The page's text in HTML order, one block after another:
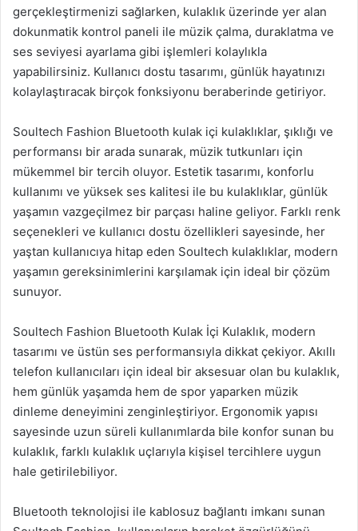
gerçekleştirmenizi sağlarken, kulaklık üzerinde yer alan
dokunmatik kontrol paneli ile müzik çalma, duraklatma ve
ses seviyesi ayarlama gibi işlemleri kolaylıkla
yapabilirsiniz. Kullanıcı dostu tasarımı, günlük hayatınızı
kolaylaştıracak birçok fonksiyonu beraberinde getiriyor.
Soultech Fashion Bluetooth kulak içi kulaklıklar, şıklığı ve
performansı bir arada sunarak, müzik tutkunları için
mükemmel bir tercih oluyor. Estetik tasarımı, konforlu
kullanımı ve yüksek ses kalitesi ile bu kulaklıklar, günlük
yaşamın vazgeçilmez bir parçası haline geliyor. Farklı renk
seçenekleri ve kullanıcı dostu özellikleri sayesinde, her
yaştan kullanıcıya hitap eden Soultech kulaklıklar, modern
yaşamın gereksinimlerini karşılamak için ideal bir çözüm
sunuyor.
Soultech Fashion Bluetooth Kulak İçi Kulaklık, modern
tasarımı ve üstün ses performansıyla dikkat çekiyor. Akıllı
telefon kullanıcıları için ideal bir aksesuar olan bu kulaklık,
hem günlük yaşamda hem de spor yaparken müzik
dinleme deneyimini zenginleştiriyor. Ergonomik yapısı
sayesinde uzun süreli kullanımlarda bile konfor sunan bu
kulaklık, farklı kulaklık uçlarıyla kişisel tercihlere uygun
hale getirilebiliyor.
Bluetooth teknolojisi ile kablosuz bağlantı imkanı sunan